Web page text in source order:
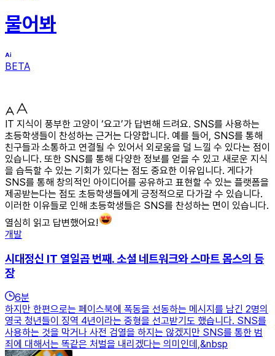
물어봐
BETA
IT 지식이 풍부한 고양이 ‘요고’가 답변해 드려요. SNS를 사용하는
초등학생들이 찬성하는 근거는 다양합니다. 예를 들어, SNS를 통해
친구들과 소통하고 연결될 수 있어서 외로움을 덜 느낄 수 있다는 점이
있습니다. 또한 SNS를 통해 다양한 정보를 얻을 수 있고 새로운 지식
을 습득할 수 있는 기회가 있다는 점도 중요한 이유입니다. 게다가
SNS를 통해 창의적인 아이디어를 공유하고 표현할 수 있는 플랫폼을
제공받는다는 점도 초등학생들에게 긍정적으로 다가갈 수 있습니다.
이러한 이유들로 인해 초등학생들은 SNS를 찬성하는 면이 있습니다.
열심히 읽고 답변했어요!
개발
시대정신 IT 열일곱 번째. 소셜 네트워크와 스마트 몹스의 등
장
6분
하지만 한편으로는 페이스북에 폭동을 선동하는 메시지를 남긴 2명의
영국 청년들이 징역 4년이라는 중형을 선고받기도 했습니다. SNS를
사용하는 것을 막거나 사전 검열을 하지는 않겠지만 SNS를 통한 범
죄에 대해서는 똑같은 처벌을 내리겠다는 의미인데,&nbsp